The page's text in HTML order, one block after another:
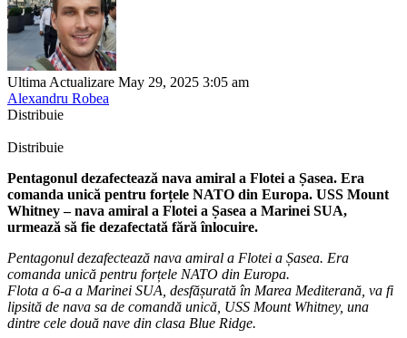
Ultima Actualizare May 29, 2025 3:05 am
Alexandru Robea
Distribuie
Distribuie
Pentagonul dezafectează nava amiral a Flotei a Șasea. Era
comanda unică pentru forțele NATO din Europa. USS Mount
Whitney – nava amiral a Flotei a Șasea a Marinei SUA,
urmează să fie dezafectată fără înlocuire.
Pentagonul dezafectează nava amiral a Flotei a Șasea. Era
comanda unică pentru forțele NATO din Europa.
Flota a 6-a a Marinei SUA, desfășurată în Marea Mediterană, va fi
lipsită de nava sa de comandă unică, USS Mount Whitney, una
dintre cele două nave din clasa Blue Ridge.